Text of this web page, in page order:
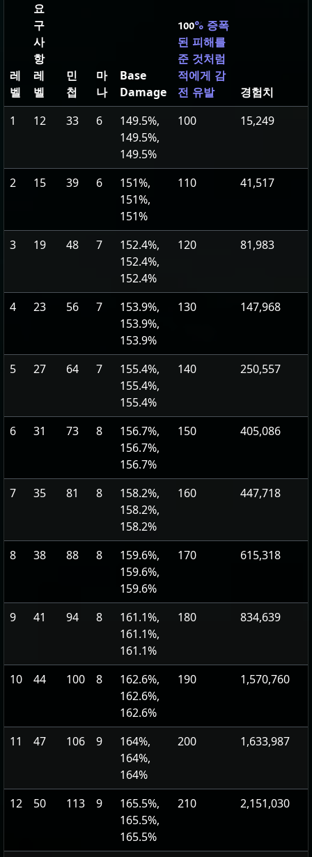
레
벨
요
구
사
항
레
벨
민
첩
마
나
Base
Damage
100% 증폭
된 피해를
준 것처럼
적에게 감
전 유발
경험치
1
12 33 6
149.5%,
149.5%,
149.5%
100 15,249
2 15 39 6
151%,
151%,
151%
110 41,517
3 19 48 7
152.4%,
152.4%,
152.4%
120 81,983
4 23 56 7
153.9%,
153.9%,
153.9%
130 147,968
5 27 64 7
155.4%,
155.4%,
155.4%
140 250,557
6 31 73 8
156.7%,
156.7%,
156.7%
150 405,086
7 35 81 8
158.2%,
158.2%,
158.2%
160 447,718
8 38 88 8
159.6%,
159.6%,
159.6%
170 615,318
9 41 94 8
161.1%,
161.1%,
161.1%
180 834,639
10 44 100 8
162.6%,
162.6%,
162.6%
190 1,570,760
11 47 106 9
164%,
164%,
164%
200 1,633,987
12 50 113 9
165.5%,
165.5%,
165.5%
210 2,151,030